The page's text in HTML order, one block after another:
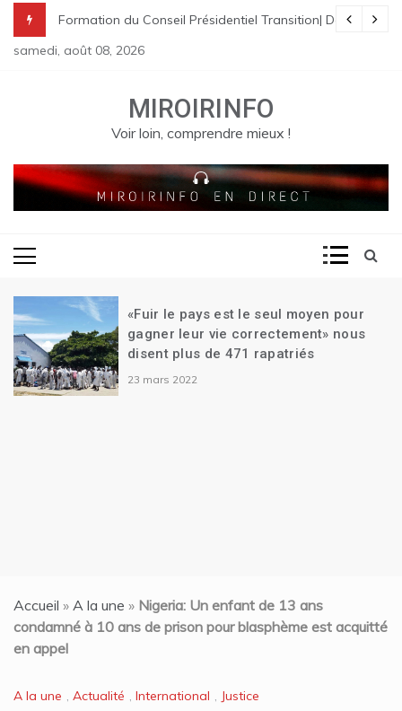
content
à St Raphael | Le premier Garry Conille rencontre les
pénale en Haïti
Transition| Ariel Henry remet sa démission| Le Canada se
Formation du Conseil Présidentiel Transition|
samedi, août 08, 2026
MIROIRINFO
Voir loin, comprendre mieux !
«Fuir le pays est le seul moyen pour
gagner leur vie correctement» nous
disent plus de 471 rapatriés
23 mars 2022
Accueil » A la une » Nigeria: Un enfant de 13 ans
condamné à 10 ans de prison pour blasphème est acquitté
en appel
A la une , Actualité , International , Justice